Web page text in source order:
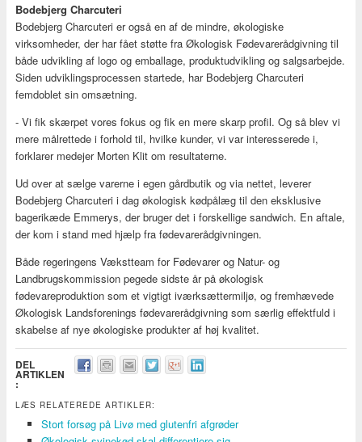
Bodebjerg Charcuteri
Bodebjerg Charcuteri er også en af de mindre, økologiske
virksomheder, der har fået støtte fra Økologisk Fødevarerådgivning til
både udvikling af logo og emballage, produktudvikling og salgsarbejde.
Siden udviklingsprocessen startede, har Bodebjerg Charcuteri
femdoblet sin omsætning.
- Vi fik skærpet vores fokus og fik en mere skarp profil. Og så blev vi
mere målrettede i forhold til, hvilke kunder, vi var interesserede i,
forklarer medejer Morten Klit om resultaterne.
Ud over at sælge varerne i egen gårdbutik og via nettet, leverer
Bodebjerg Charcuteri i dag økologisk kødpålæg til den eksklusive
bagerikæde Emmerys, der bruger det i forskellige sandwich. En aftale,
der kom i stand med hjælp fra fødevarerådgivningen.
Både regeringens Vækstteam for Fødevarer og Natur- og
Landbrugskommission pegede sidste år på økologisk
fødevareproduktion som et vigtigt iværksættermiljø, og fremhævede
Økologisk Landsforenings fødevarerådgivning som særlig effektfuld i
skabelse af nye økologiske produkter af høj kvalitet.
DEL
ARTIKLEN
:
LÆS RELATEREDE ARTIKLER:
Stort forsøg på Livø med glutenfri afgrøder